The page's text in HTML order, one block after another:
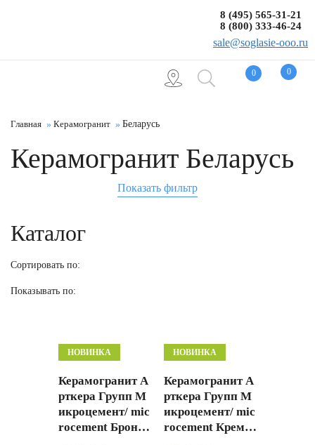
0 0
8 (495) 565-31-21
8 (800) 333-46-24
sale@soglasie-ooo.ru
Главная Керамогранит Беларусь
Керамогранит Беларусь
Показать фильтр
Каталог
Сортировать по:
Показывать по:
НОВИНКА
Керамогранит А
рткера Групп М
икроцемент/ mic
rocement Бронз
НОВИНКА
Керамогранит А
рткера Групп М
икроцемент/ mic
rocement Кремо